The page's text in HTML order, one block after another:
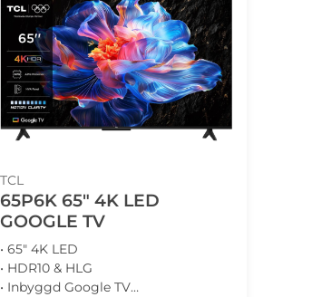
TCL
65P6K 65" 4K LED
GOOGLE TV
• 65" 4K LED
• HDR10 & HLG
• Inbyggd Google TV